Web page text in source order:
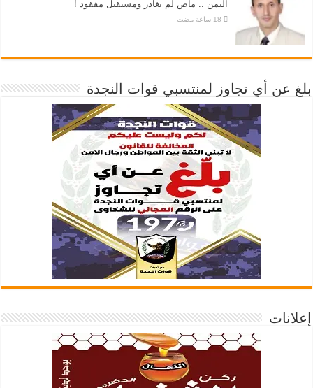
اليمن .. ماض لم يغادر ومستقبل مفقود !
بلغ عن أي تجاوز لمنتسبي قوات النجدة
إعلانات